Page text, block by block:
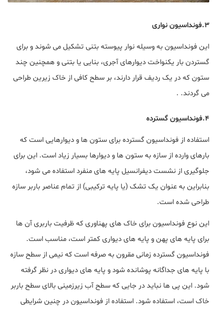
۳.فونداسیون نواری
این فونداسیون به وسیله نوار پیوسته بتنی تشکیل می شوند و برای
گستردن بار یکنواخت دیوارهای آجری، بنایی یا بتنی و همچنین چند
ستون که در یک ردیف قرار دارند، بر سطح کافی از خاک زیرین طراحی
می گردند. .
۴.فونداسیون گسترده
استفاده از فونداسیون گسترده برای ستون ها و دیوارهایی است که
بارهای وارده از سازه به ستون ها و دیوارها بسیار زیاد است. این برای
جلوگیری از نشست دیفرانسیل پایه های منفرد استفاده می شود،
بنابراین به عنوان یک تشک (یا پایه ترکیبی) از تمام عناصر باربر سازه
طراحی شده است.
این نوع فونداسیون برای خاک های پهناوری که ظرفیت باربری آن ها
برای پایه های پهن و پایه های دیواری کمتر است، مناسب است.
فونداسیون گسترده زمانی مقرون به صرفه است که نیمی از سطح سازه
با پایه های جداگانه پوشانده شود و پایه های دیواری در نظر گرفته
شود. این پی ها نباید در جایی که سطح آب زیرزمینی بالای سطح باربر
خاک است، استفاده شود. استفاده از فونداسیون در چنین شرایطی